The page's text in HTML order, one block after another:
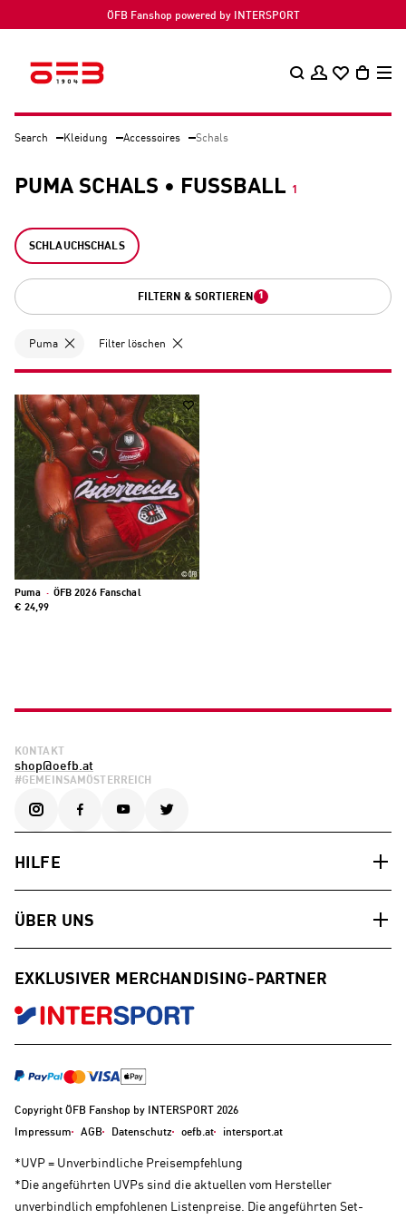
ÖFB Fanshop powered by INTERSPORT
Search Kleidung Accessoires Schals
PUMA SCHALS • FUSSBALL 1
SCHLAUCHSCHALS
FILTERN & SORTIEREN 1
Puma Filter löschen
Puma · ÖFB 2026 Fanschal
€ 24,99
KONTAKT
shop@oefb.at
#GEMEINSAMÖSTERREICH
HILFE
ÜBER UNS
EXKLUSIVER MERCHANDISING-PARTNER
Copyright ÖFB Fanshop by INTERSPORT 2026
Impressum
AGB Datenschutz oefb.at intersport.at
*UVP = Unverbindliche Preisempfehlung
*Die angeführten UVPs sind die aktuellen vom Hersteller
unverbindlich empfohlenen Listenpreise. Die angeführten Set-